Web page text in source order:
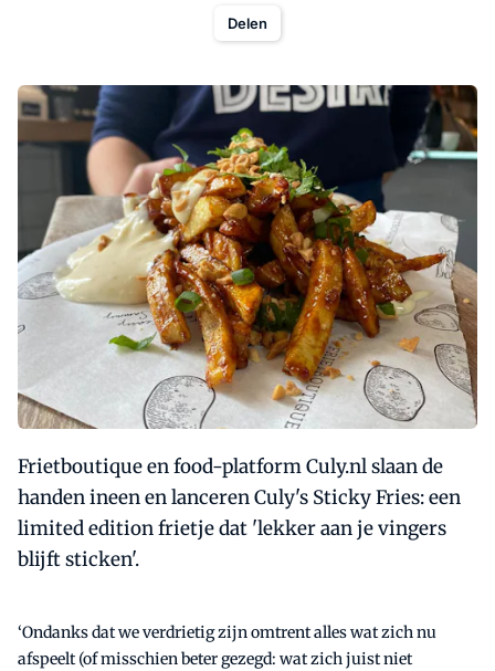
Delen
Frietboutique en food-platform Culy.nl slaan de
handen ineen en lanceren Culy's Sticky Fries: een
limited edition frietje dat 'lekker aan je vingers
blijft sticken'.
‘Ondanks dat we verdrietig zijn omtrent alles wat zich nu
afspeelt (of misschien beter gezegd: wat zich juist niet